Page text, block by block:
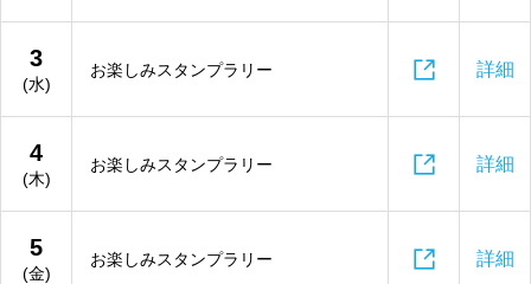
3
(水)
お楽しみスタンプラリー  詳細
4
(木)
お楽しみスタンプラリー  詳細
5
(金)
お楽しみスタンプラリー  詳細